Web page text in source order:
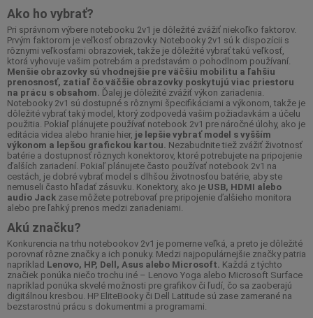
Ako ho vybrať?
Pri správnom výbere notebooku 2v1 je dôležité zvážiť niekoľko faktorov.
Prvým faktorom je veľkosť obrazovky. Notebooky 2v1 sú k dispozícii s
rôznymi veľkosťami obrazoviek, takže je dôležité vybrať takú veľkosť,
ktorá vyhovuje vašim potrebám a predstavám o pohodlnom používaní.
Menšie obrazovky sú vhodnejšie pre väčšiu mobilitu a ľahšiu
prenosnosť, zatiaľ čo väčšie obrazovky poskytujú viac priestoru
na prácu s obsahom. Ďalej je dôležité zvážiť výkon zariadenia.
Notebooky 2v1 sú dostupné s rôznymi špecifikáciami a výkonom, takže je
dôležité vybrať taký model, ktorý zodpovedá vašim požiadavkám a účelu
použitia. Pokiaľ plánujete používať notebook 2v1 pre náročné úlohy, ako je
editácia videa alebo hranie hier, je lepšie vybrať model s vyšším
výkonom a lepšou grafickou kartou. Nezabudnite tiež zvážiť životnosť
batérie a dostupnosť rôznych konektorov, ktoré potrebujete na pripojenie
ďalších zariadení. Pokiaľ plánujete často používať notebook 2v1 na
cestách, je dobré vybrať model s dlhšou životnosťou batérie, aby ste
nemuseli často hľadať zásuvku. Konektory, ako je USB, HDMI alebo
audio Jack zase môžete potrebovať pre pripojenie ďalšieho monitora
alebo pre ľahký prenos medzi zariadeniami.
Akú značku?
Konkurencia na trhu notebookov 2v1 je pomerne veľká, a preto je dôležité
porovnať rôzne značky a ich ponuky. Medzi najpopulárnejšie značky patria
napríklad Lenovo, HP, Dell, Asus alebo Microsoft. Každá z týchto
značiek ponúka niečo trochu iné – Lenovo Yoga alebo Microsoft Surface
napríklad ponúka skvelé možnosti pre grafikov či ľudí, čo sa zaoberajú
digitálnou kresbou. HP EliteBooky či Dell Latitude sú zase zamerané na
bezstarostnú prácu s dokumentmi a programami.